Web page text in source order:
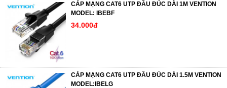
CÁP MẠNG CAT6 UTP ĐẦU ĐÚC DÀI 1M VENTION
MODEL: IBEBF
34.000đ
CÁP MẠNG CAT6 UTP ĐẦU ĐÚC DÀI 1.5M VENTION
MODEL:IBELG